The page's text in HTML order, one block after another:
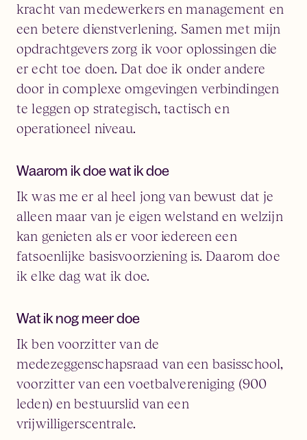
kracht van medewerkers en management en
een betere dienstverlening. Samen met mijn
opdrachtgevers zorg ik voor oplossingen die
er echt toe doen. Dat doe ik onder andere
door in complexe omgevingen verbindingen
te leggen op strategisch, tactisch en
operationeel niveau.
Waarom ik doe wat ik doe
Ik was me er al heel jong van bewust dat je
alleen maar van je eigen welstand en welzijn
kan genieten als er voor iedereen een
fatsoenlijke basisvoorziening is. Daarom doe
ik elke dag wat ik doe.
Wat ik nog meer doe
Ik ben voorzitter van de
medezeggenschapsraad van een basisschool,
voorzitter van een voetbalvereniging (900
leden) en bestuurslid van een
vrijwilligerscentrale.